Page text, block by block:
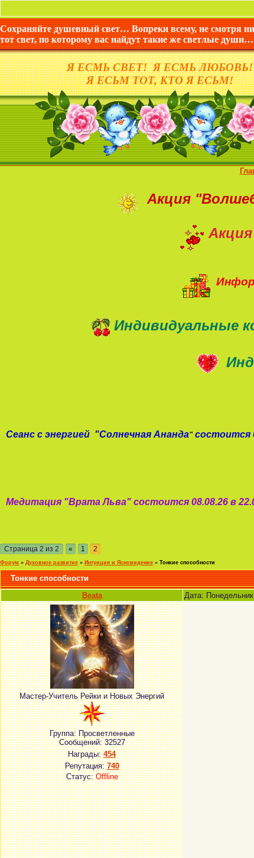
Сохраняйте душевный свет… Вопреки всему, не смотря
тот свет, по которому вас найдут такие же светлые души…
Я ЕСМЬ СВЕТ! Я ЕСМЬ ЛЮБОВЬ!
Я ЕСЬМ ТОТ, КТО Я ЕСЬМ!
Акция
Индивидуальные
Сеанс с энергией "Солнечная Ананда" состоится
Медитация "Врата Льва" состоится 08.08.26 в
Страница 2 из 2 « 1 2
Форум » Духовное развитие » Интуиция и Ясновидение » Тонкие способности
Тонкие способности
Beata
Дата:
Мастер-Учитель Рейки и Новых Энергий
Группа: Просветленные
Сообщений:32527
Награды:454
Репутация:740
Статус:Offline